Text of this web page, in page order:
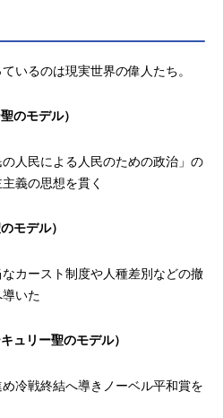
いるのは現実世界の偉人たち。
のモデル）
人民による人民のための政治」の
義の思想を貫く
モデル）
カースト制度や人種差別などの撤
いた
ュリー聖のモデル）
冷戦終結へ導きノーベル平和賞を